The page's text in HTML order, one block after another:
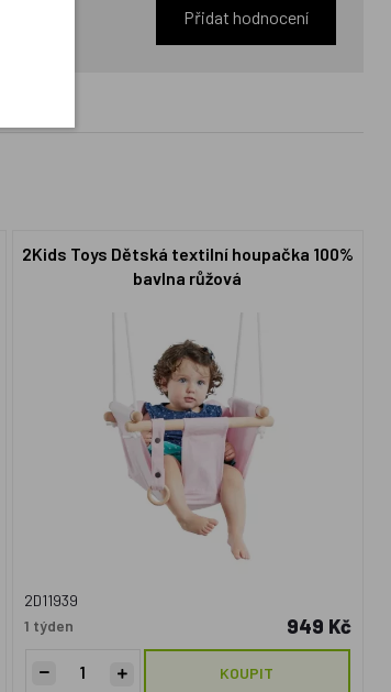
Přidat hodnocení
2Kids Toys Dětská textilní houpačka 100%
bavlna růžová
2D11939
1 týden
949 Kč
KOUPIT